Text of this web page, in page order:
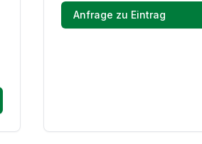
Anfrage zu Eintrag